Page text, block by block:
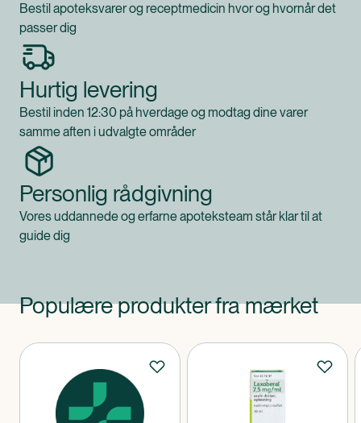
Bestil apoteksvarer og receptmedicin hvor og hvornår det
passer dig
Hurtig levering
Bestil inden 12:30 på hverdage og modtag dine varer
samme aften i udvalgte områder
Personlig rådgivning
Vores uddannede og erfarne apoteksteam står klar til at
guide dig
Populære produkter fra mærket
Produkter